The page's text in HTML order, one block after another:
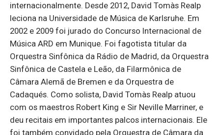
internacionalmente. Desde 2012, David Tomàs Realp
leciona na Universidade de Música de Karlsruhe. Em
2002 e 2009 foi jurado do Concurso Internacional de
Música ARD em Munique. Foi fagotista titular da
Orquestra Sinfônica da Rádio de Madrid, da Orquestra
Sinfônica de Castela e Leão, da Filarmônica de
Câmara Alemã de Bremen e da Orquestra de
Cadaqués. Como solista, David Tomàs Realp atuou
com os maestros Robert King e Sir Neville Marriner, e
deu recitais em importantes palcos internacionais. Ele
foi também convidado pela Orquestra de Câmara da